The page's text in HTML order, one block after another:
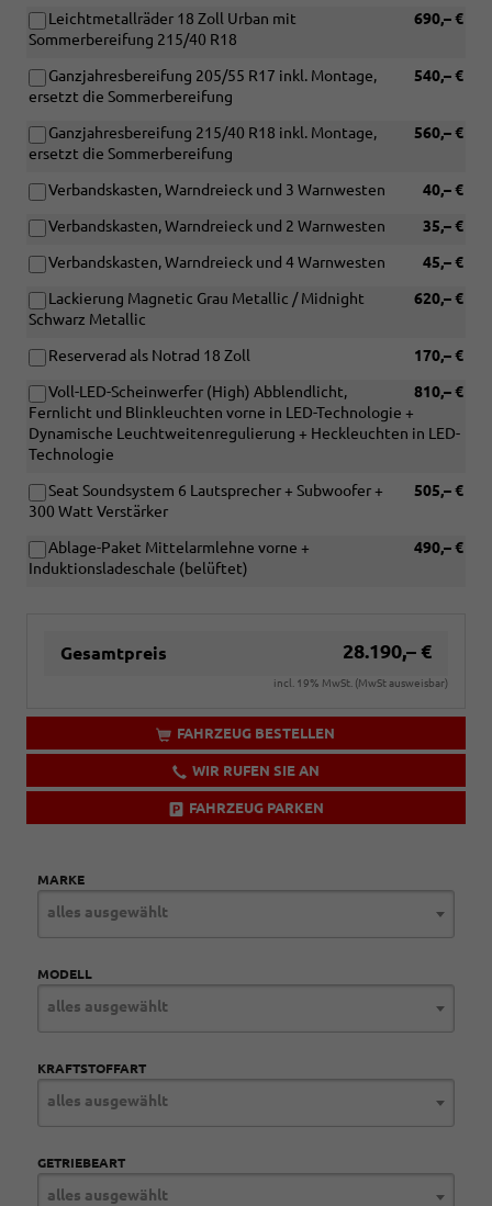
690,– €
Leichtmetallräder 18 Zoll Urban mit
Sommerbereifung 215/40 R18
540,– €
Ganzjahresbereifung 205/55 R17 inkl. Montage,
ersetzt die Sommerbereifung
560,– €
Ganzjahresbereifung 215/40 R18 inkl. Montage,
ersetzt die Sommerbereifung
40,– €
Verbandskasten, Warndreieck und 3 Warnwesten
35,– €
Verbandskasten, Warndreieck und 2 Warnwesten
45,– €
Verbandskasten, Warndreieck und 4 Warnwesten
620,– €
Lackierung Magnetic Grau Metallic / Midnight
Schwarz Metallic
170,– €
Reserverad als Notrad 18 Zoll
810,– €
Voll-LED-Scheinwerfer (High) Abblendlicht,
Fernlicht und Blinkleuchten vorne in LED-Technologie +
Dynamische Leuchtweitenregulierung + Heckleuchten in LED-
Technologie
505,– €
Seat Soundsystem 6 Lautsprecher + Subwoofer +
300 Watt Verstärker
490,– €
Ablage-Paket Mittelarmlehne vorne +
Induktionsladeschale (belüftet)
Gesamtpreis 28.190,– €
incl. 19% MwSt. (MwSt ausweisbar)
FAHRZEUG BESTELLEN
WIR RUFEN SIE AN
FAHRZEUG PARKEN
MARKE
alles ausgewählt
MODELL
alles ausgewählt
KRAFTSTOFFART
alles ausgewählt
GETRIEBEART
alles ausgewählt